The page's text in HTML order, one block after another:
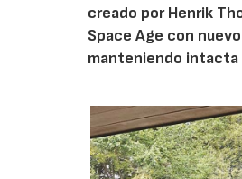
creado por Henrik
Space Age con
manteniendo intacta